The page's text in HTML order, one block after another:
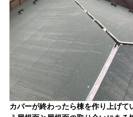
カバーが終わったら棟を作り上げて